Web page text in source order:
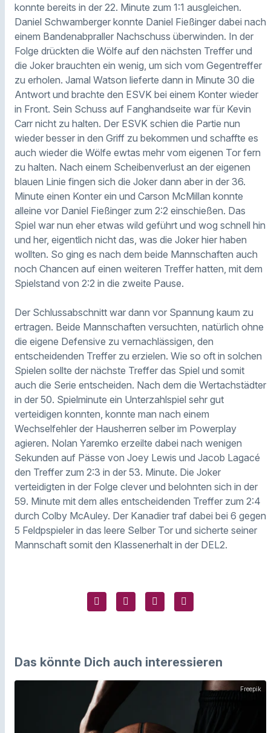
konnte bereits in der 22. Minute zum 1:1 ausgleichen.
Daniel Schwamberger konnte Daniel Fießinger dabei nach
einem Bandenabpraller Nachschuss überwinden. In der
Folge drückten die Wölfe auf den nächsten Treffer und
die Joker brauchten ein wenig, um sich vom Gegentreffer
zu erholen. Jamal Watson lieferte dann in Minute 30 die
Antwort und brachte den ESVK bei einem Konter wieder
in Front. Sein Schuss auf Fanghandseite war für Kevin
Carr nicht zu halten. Der ESVK schien die Partie nun
wieder besser in den Griff zu bekommen und schaffte es
auch wieder die Wölfe ewtas mehr vom eigenen Tor fern
zu halten. Nach einem Scheibenverlust an der eigenen
blauen Linie fingen sich die Joker dann aber in der 36.
Minute einen Konter ein und Carson McMillan konnte
alleine vor Daniel Fießinger zum 2:2 einschießen. Das
Spiel war nun eher etwas wild geführt und wog schnell hin
und her, eigentlich nicht das, was die Joker hier haben
wollten. So ging es nach dem beide Mannschaften auch
noch Chancen auf einen weiteren Treffer hatten, mit dem
Spielstand von 2:2 in die zweite Pause.
Der Schlussabschnitt war dann vor Spannung kaum zu
ertragen. Beide Mannschaften versuchten, natürlich ohne
die eigene Defensive zu vernachlässigen, den
entscheidenden Treffer zu erzielen. Wie so oft in solchen
Spielen sollte der nächste Treffer das Spiel und somit
auch die Serie entscheiden. Nach dem die Wertachstädter
in der 50. Spielminute ein Unterzahlspiel sehr gut
verteidigen konnten, konnte man nach einem
Wechselfehler der Hausherren selber im Powerplay
agieren. Nolan Yaremko erzeilte dabei nach wenigen
Sekunden auf Pässe von Joey Lewis und Jacob Lagacé
den Treffer zum 2:3 in der 53. Minute. Die Joker
verteidigten in der Folge clever und belohnten sich in der
59. Minute mit dem alles entscheidenden Treffer zum 2:4
durch Colby McAuley. Der Kanadier traf dabei bei 6 gegen
5 Feldpspieler in das leere Selber Tor und sicherte seiner
Mannschaft somit den Klassenerhalt in der DEL2.
Das könnte Dich auch interessieren
Freepik